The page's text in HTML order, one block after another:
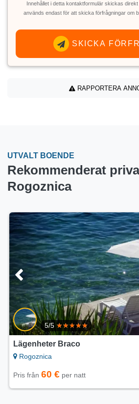
Innehållet i detta kontaktformulär skickas
används endast för att skicka förfrågningar om
SKICKA
RAPPORTERA
UTVALT BOENDE
Rekommenderat
Rogoznica
5/5
Lägenheter Tomo
Rogoznica
Pris från 75 € per natt